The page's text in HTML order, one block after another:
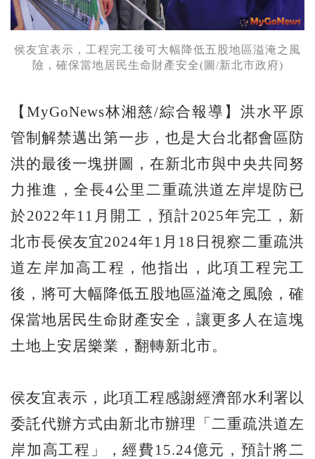
侯友宜表示，工程完工後可大幅降低五股地區溢淹之風
險，確保當地居民生命財產安全(圖/新北市政府)
【MyGoNews林湘慈/綜合報導】洪水平原
管制解禁邁出第一步，也是大台北都會區防
洪的最後一塊拼圖，在新北市與中央共同努
力推進，全長4公里二重疏洪道左岸堤防已
於2022年11月開工，預計2025年完工，新
北市長侯友宜2024年1月18日視察二重疏洪
道左岸加高工程，他指出，此項工程完工
後，將可大幅降低五股地區溢淹之風險，確
保當地居民生命財產安全，讓更多人在這塊
土地上安居樂業，翻轉新北市。
侯友宜表示，此項工程感謝經濟部水利署以
委託代辦方式由新北市辦理「二重疏洪道左
岸加高工程」，經費15.24億元，預計將二